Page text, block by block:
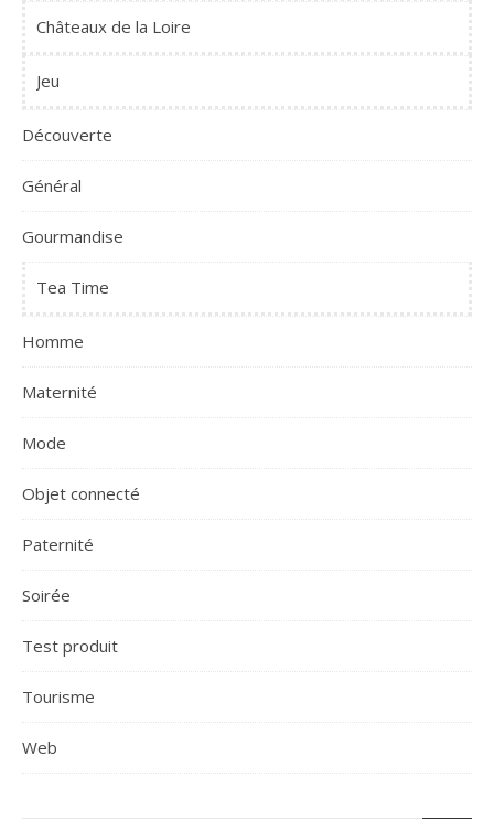
Châteaux de la Loire
Jeu
Découverte
Général
Gourmandise
Tea Time
Homme
Maternité
Mode
Objet connecté
Paternité
Soirée
Test produit
Tourisme
Web